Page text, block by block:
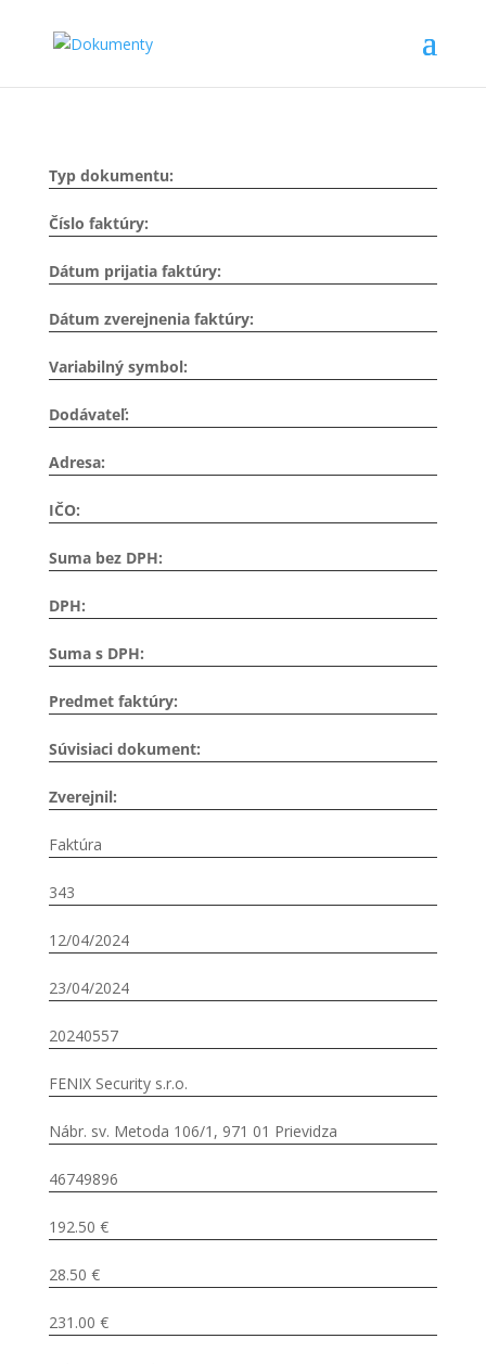
Typ dokumentu:
Číslo faktúry:
Dátum prijatia faktúry:
Dátum zverejnenia faktúry:
Variabilný symbol:
Dodávateľ:
Adresa:
IČO:
Suma bez DPH:
DPH:
Suma s DPH:
Predmet faktúry:
Súvisiaci dokument:
Zverejnil:
Faktúra
343
12/04/2024
23/04/2024
20240557
FENIX Security s.r.o.
Nábr. sv. Metoda 106/1, 971 01 Prievidza
46749896
192.50 €
28.50 €
231.00 €